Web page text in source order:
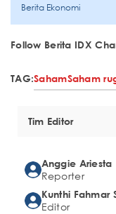
Berita Ekonomi
Follow Berita IDX
TAG:SahamSaham
Tim Editor
Anggie Ariesta
Reporter
Kunthi Fahmar
Editor